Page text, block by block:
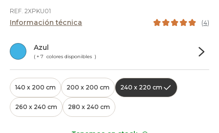
REF. 2XPKU01
Información técnica (4)
Azul
( + 7 colores disponibles )
140 x 200 cm 200 x 200 cm 240 x 220 cm
260 x 240 cm 280 x 240 cm